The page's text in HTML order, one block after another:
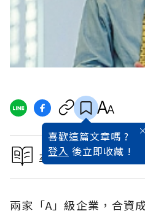
喜歡這篇文章嗎 ?
登入 後立即收藏 !
本文出自 2006 / 1月
兩家「A」級企業，合資